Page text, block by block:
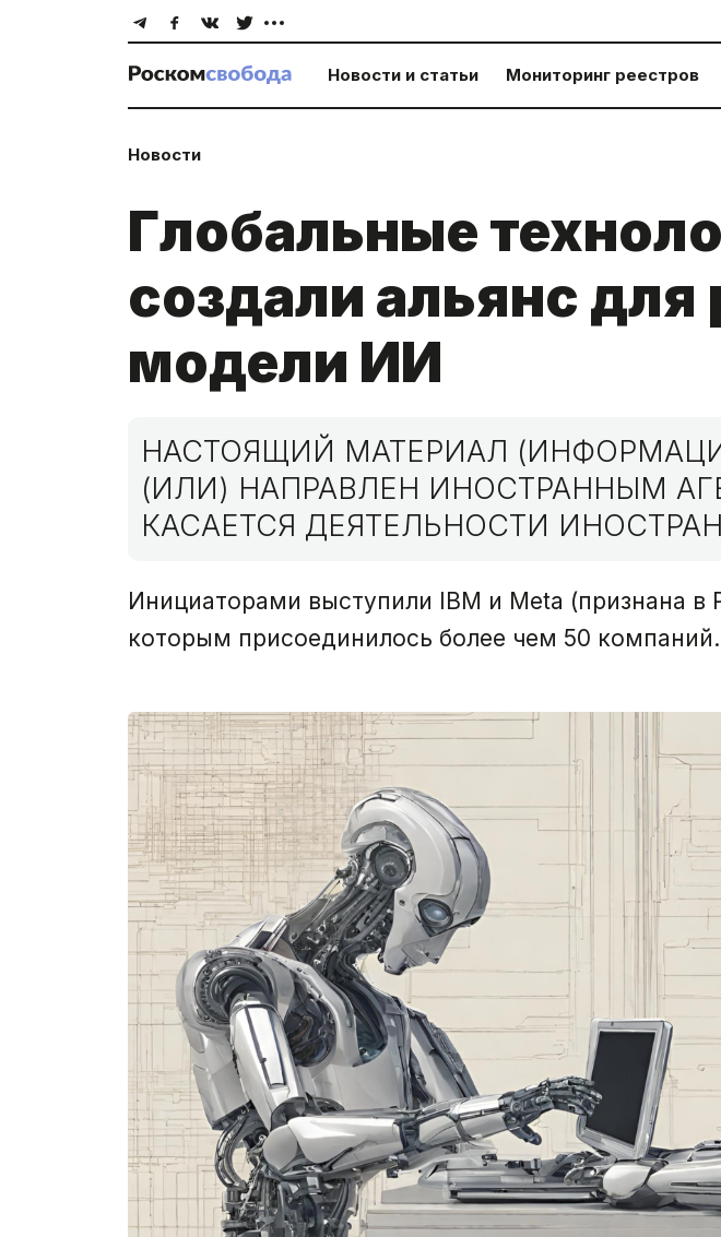
Новости и статьи Мониторинг реестров
Новости
Глобальные
создали альянс
модели ИИ
НАСТОЯЩИЙ МАТЕРИАЛ
(ИЛИ) НАПРАВЛЕН ИНОСТРАННЫМ
КАСАЕТСЯ ДЕЯТЕЛЬНОСТИ
Инициаторами выступили IBM и Meta (признана
которым присоединилось более чем 50 компаний.